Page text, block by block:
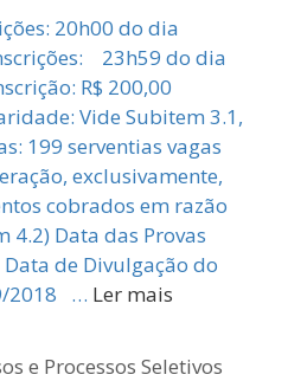
20h00 do dia
23h59 do dia
R$ 200,00
Vide Subitem 3.1,
199 serventias vagas
exclusivamente,
cobrados em razão
4.2) Data das Provas
de Divulgação do
2018 … Ler mais
e Processos Seletivos